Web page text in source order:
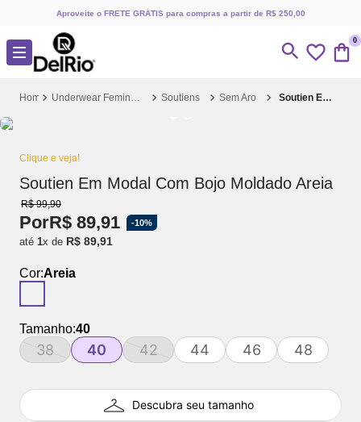
Aproveite o FRETE GRÁTIS para compras a partir de R$ 250,00
0
Underwear Feminino Soutiens Sem Aro Soutien Em Modal Com Bojo Moldado Areia
Clique e veja!
Soutien Em Modal Com Bojo Moldado Areia
R$ 99,90
PorR$ 89,91 -10%
até 1x de R$ 89,91
Cor:Areia
Tamanho:40
38 40 42 44 46 48
Descubra seu tamanho